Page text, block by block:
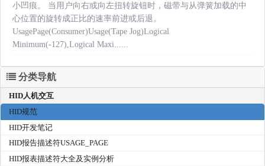
小凹痕。 当用户向右或向左扭转旋钮时，磁带与从弹簧加载的中
心位置的旋转成正比的速率前进或后退。
UsagePage(Consumer)Usage(Tape Jog)Logical
Minimum(-127),Logical Maxi......
分类导航
HID人机交互
HID规范
HID开发笔记
HID报告描述符USAGE_PAGE
HID报表描述符大全及实例分析